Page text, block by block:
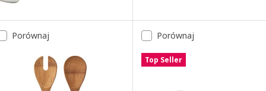
Porównaj Porównaj
Top Seller